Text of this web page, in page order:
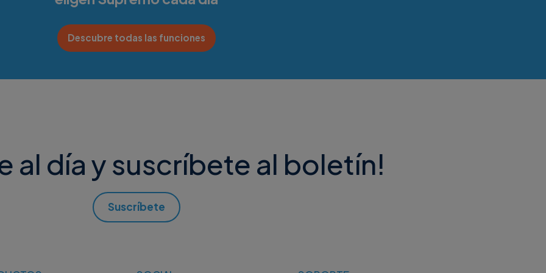
Descubre todas las funciones
al día y suscríbete al boletín!
Suscríbete